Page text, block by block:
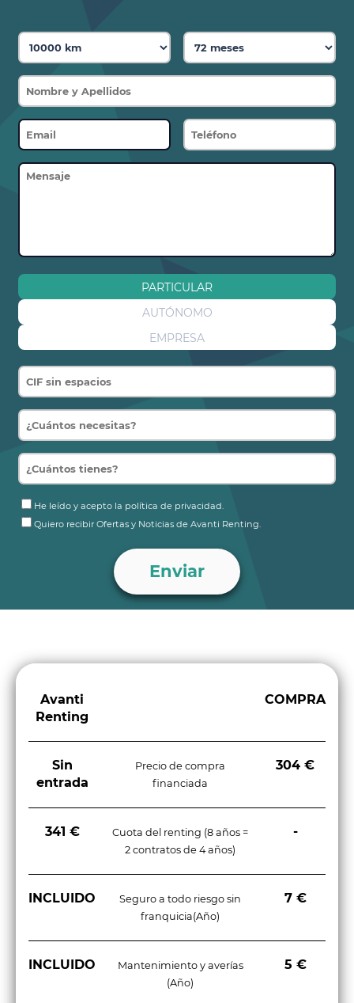
Cable de carga Modo 3
PARTICULAR
AUTÓNOMO
EMPRESA
He leído y acepto la política de privacidad.
Quiero recibir Ofertas y Noticias de Avanti Renting.
Avanti
Renting
COMPRA
Sin
entrada
Precio de compra
financiada
304 €
341 €
Cuota del renting (8 años =
2 contratos de 4 años)
-
INCLUIDO
Seguro a todo riesgo sin
franquicia(Año)
7 €
INCLUIDO
Mantenimiento y averías
(Año)
5 €